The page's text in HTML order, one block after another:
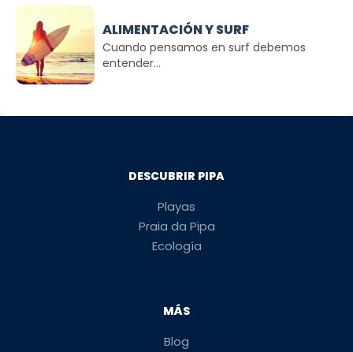
ALIMENTACIÓN Y SURF
Cuando pensamos en surf debemos
entender...
DESCUBRIR PIPA
Playas
Praia da Pipa
Ecología
MÁS
Blog